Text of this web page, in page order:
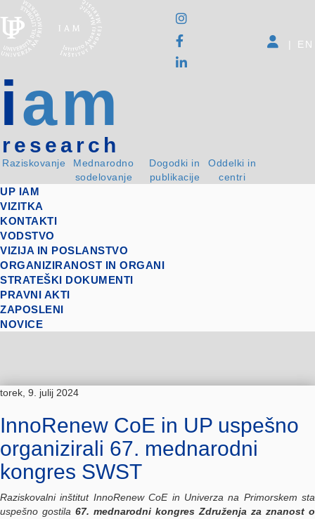
iam
research
Raziskovanje
Mednarodno
sodelovanje
Dogodki in
publikacije
Oddelki in
centri
| EN
UP IAM
VIZITKA
KONTAKTI
VODSTVO
VIZIJA IN POSLANSTVO
ORGANIZIRANOST IN ORGANI
STRATEŠKI DOKUMENTI
PRAVNI AKTI
ZAPOSLENI
NOVICE
torek, 9. julij 2024
InnoRenew CoE in UP uspešno
organizirali 67. mednarodni
kongres SWST
Raziskovalni inštitut InnoRenew CoE in Univerza na Primorskem sta
uspešno gostila 67. mednarodni kongres Združenja za znanost o